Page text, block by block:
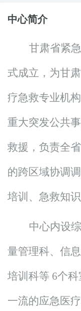
中心简介
甘肃省紧
式成立，为甘
疗急救专业机
重大突发公共
救援，负责全
的跨区域协调
培训、急救知
中心内设
量管理科、信
培训科等 6个科
一流的应急医